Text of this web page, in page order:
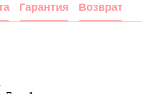
Гарантия Возврат